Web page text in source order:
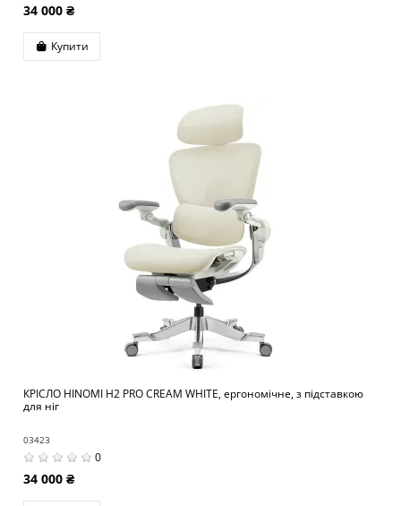
34 000 ₴
Купити
КРІСЛО HINOMI H2 PRO CREAM WHITE, ергономічне, з підставкою
для ніг
03423
0
34 000 ₴